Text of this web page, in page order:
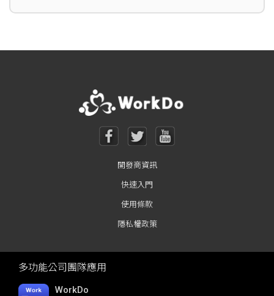
開發商資訊
快速入門
使用條款
隱私權政策
多功能公司團隊應用
WorkDo